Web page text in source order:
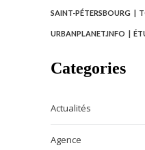
SAINT-PÉTERSBOURG
URBANPLANET.INFO
Categories
Actualités
Agence